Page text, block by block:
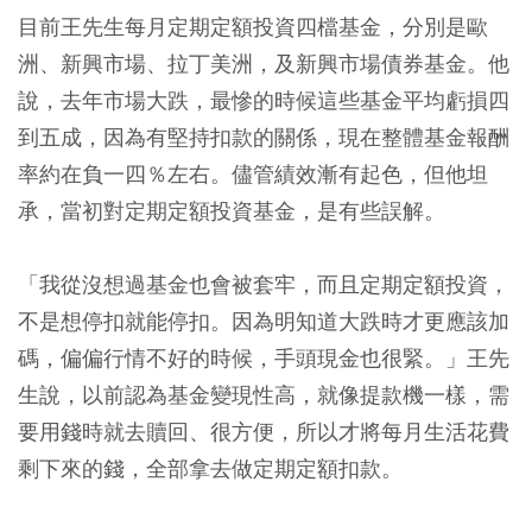
目前王先生每月定期定額投資四檔基金，分別是歐
洲、新興市場、拉丁美洲，及新興市場債券基金。他
說，去年市場大跌，最慘的時候這些基金平均虧損四
到五成，因為有堅持扣款的關係，現在整體基金報酬
率約在負一四％左右。儘管績效漸有起色，但他坦
承，當初對定期定額投資基金，是有些誤解。
「我從沒想過基金也會被套牢，而且定期定額投資，
不是想停扣就能停扣。因為明知道大跌時才更應該加
碼，偏偏行情不好的時候，手頭現金也很緊。」王先
生說，以前認為基金變現性高，就像提款機一樣，需
要用錢時就去贖回、很方便，所以才將每月生活花費
剩下來的錢，全部拿去做定期定額扣款。